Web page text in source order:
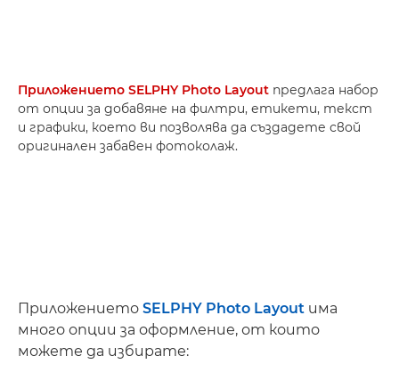
Приложението SELPHY Photo Layout предлага набор
от опции за добавяне на филтри, етикети, текст
и графики, което ви позволява да създадете свой
оригинален забавен фотоколаж.
Приложението SELPHY Photo Layout има
много опции за оформление, от които
можете да избирате: